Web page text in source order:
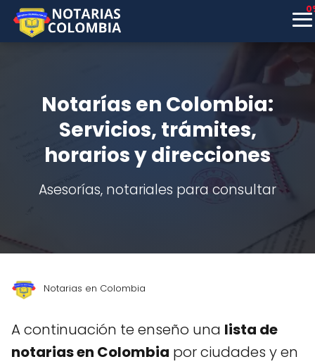
Notarías en Colombia:
Servicios, trámites,
horarios y direcciones
Asesorías, notariales para consultar
Notarias en Colombia
A continuación te enseño una lista de
notarias en Colombia por ciudades y en